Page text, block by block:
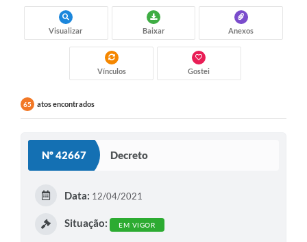
Visualizar Baixar Anexos
Vínculos Gostei
65 atos encontrados
Nº 42667 Decreto
Data: 12/04/2021
Situação: EM VIGOR